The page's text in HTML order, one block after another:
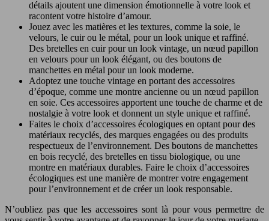
détails ajoutent une dimension émotionnelle à votre look et
racontent votre histoire d’amour.
Jouez avec les matières et les textures, comme la soie, le
velours, le cuir ou le métal, pour un look unique et raffiné.
Des bretelles en cuir pour un look vintage, un nœud papillon
en velours pour un look élégant, ou des boutons de
manchettes en métal pour un look moderne.
Adoptez une touche vintage en portant des accessoires
d’époque, comme une montre ancienne ou un nœud papillon
en soie. Ces accessoires apportent une touche de charme et de
nostalgie à votre look et donnent un style unique et raffiné.
Faites le choix d’accessoires écologiques en optant pour des
matériaux recyclés, des marques engagées ou des produits
respectueux de l’environnement. Des boutons de manchettes
en bois recyclé, des bretelles en tissu biologique, ou une
montre en matériaux durables. Faire le choix d’accessoires
écologiques est une manière de montrer votre engagement
pour l’environnement et de créer un look responsable.
N’oubliez pas que les accessoires sont là pour vous permettre de